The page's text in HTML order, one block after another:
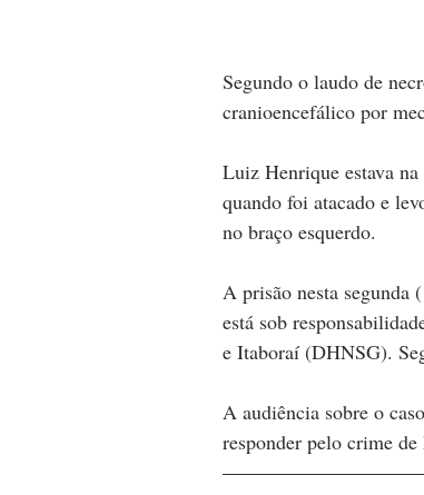
Segundo o laudo de
cranioencefálico por
Luiz Henrique estava
quando foi atacado e
no braço esquerdo.
A prisão nesta segunda
está sob
e Itaboraí (DHNSG).
A audiência sobre o
responder pelo crime